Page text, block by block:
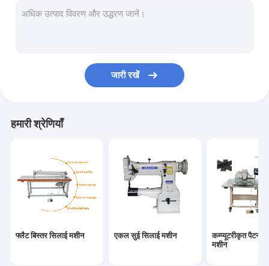
जारी रखें
हमारी श्रेणियाँ
फ्लैट बिस्तर सिलाई मशीन एकल सुई सिलाई मशीन
कम्प्यूटरीकृत पैटर्न
मशीन